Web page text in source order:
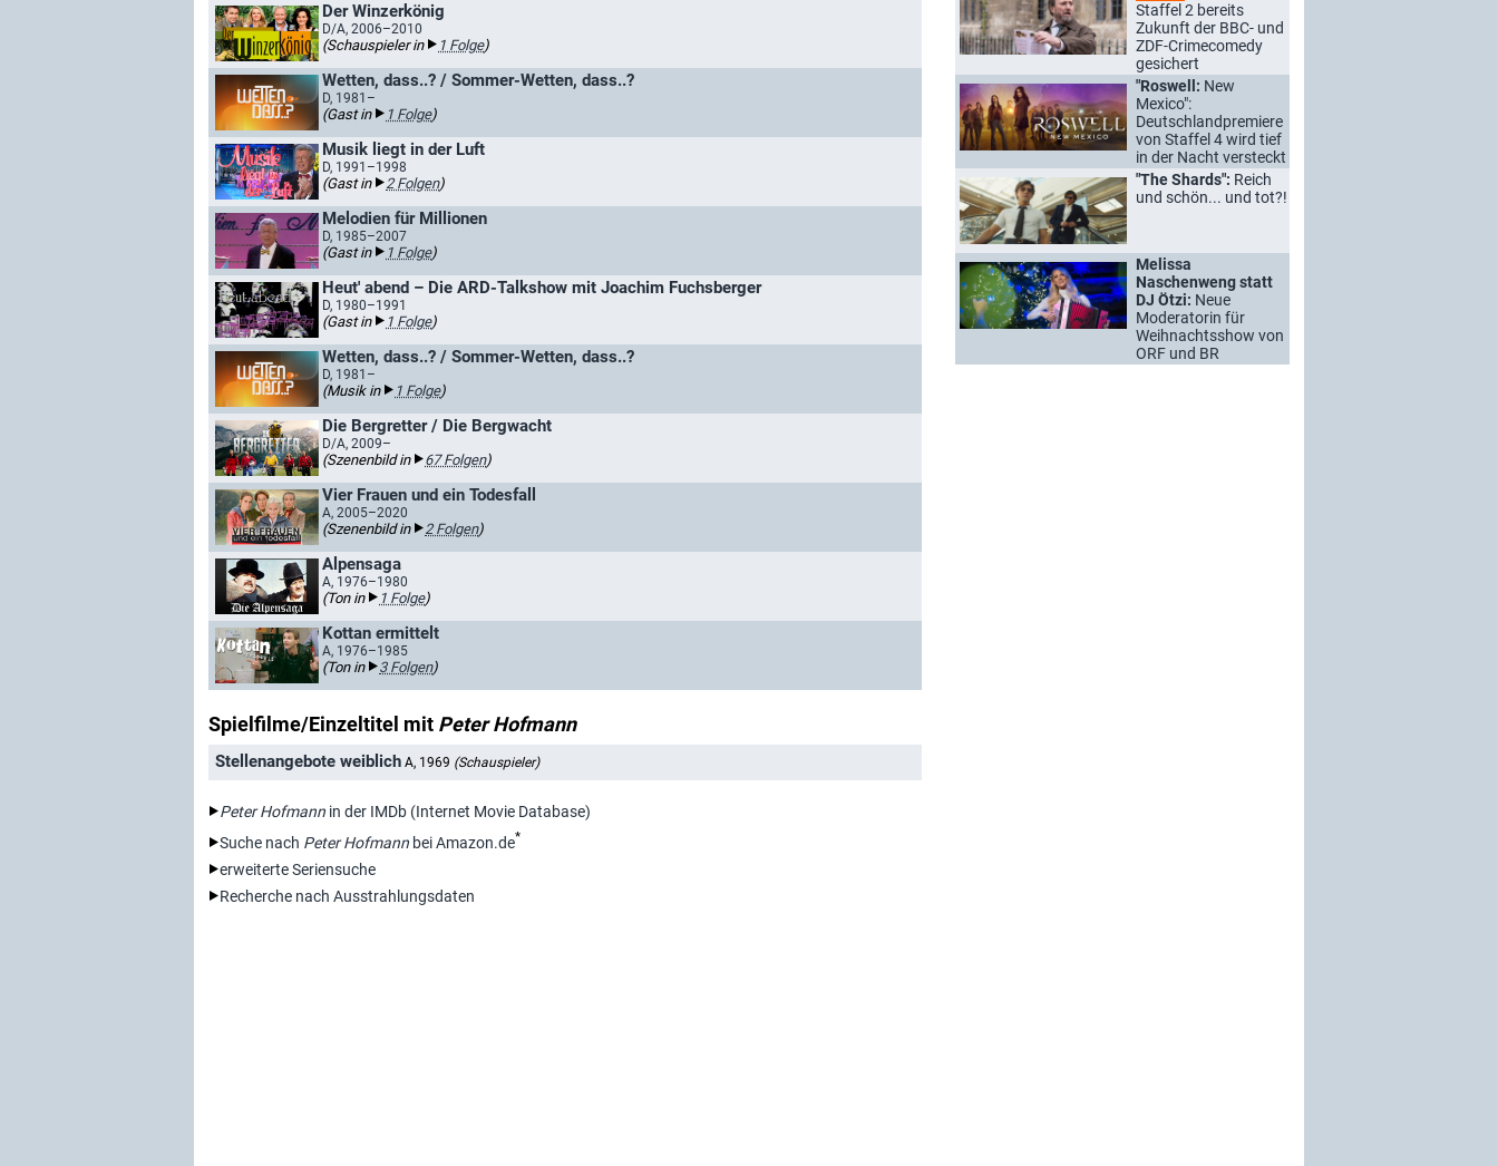
Der Winzerkönig
D/A, 2006–2010
(Schauspieler in 1 Folge)
Wetten, dass..? / Sommer-Wetten, dass..?
D, 1981–
(Gast in 1 Folge)
Musik liegt in der Luft
D, 1991–1998
(Gast in 2 Folgen)
Melodien für Millionen
D, 1985–2007
(Gast in 1 Folge)
Heut' abend – Die ARD-Talkshow mit Joachim Fuchsberger
D, 1980–1991
(Gast in 1 Folge)
Wetten, dass..? / Sommer-Wetten, dass..?
D, 1981–
(Musik in 1 Folge)
Die Bergretter / Die Bergwacht
D/A, 2009–
(Szenenbild in 67 Folgen)
Vier Frauen und ein Todesfall
A, 2005–2020
(Szenenbild in 2 Folgen)
Alpensaga
A, 1976–1980
(Ton in 1 Folge)
Kottan ermittelt
A, 1976–1985
(Ton in 3 Folgen)
Spielfilme/Einzeltitel mit Peter Hofmann
Stellenangebote weiblich A, 1969 (Schauspieler)
Peter Hofmann in der IMDb (Internet Movie Database)
Suche nach Peter Hofmann bei Amazon.de*
erweiterte Seriensuche
Recherche nach Ausstrahlungsdaten
Staffel 2 bereits
Zukunft der BBC- und
ZDF-Crimecomedy
gesichert
"Roswell: New
Mexico":
Deutschlandpremiere
von Staffel 4 wird tief
in der Nacht versteckt
"The Shards": Reich
und schön... und tot?!
Melissa
Naschenweng statt
DJ Ötzi: Neue
Moderatorin für
Weihnachtsshow von
ORF und BR